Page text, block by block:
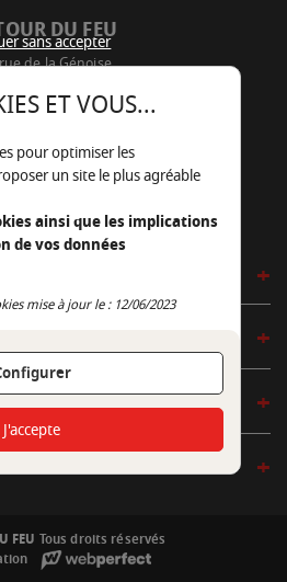
DU FEU
de la Génoise
22 98 09
un e-mail
FEU Tous droits réservés
sans accepter
ET VOUS...
pour optimiser les
un site le plus agréable
ainsi que les implications
de vos données
mise à jour le : 12/06/2023
sans accepter
J'accepte